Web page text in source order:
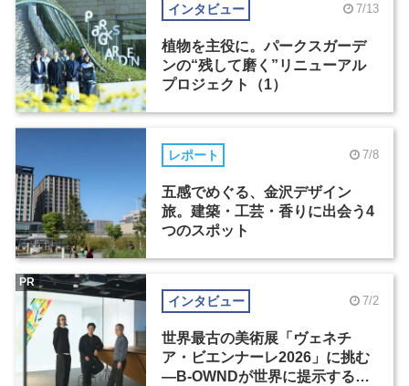
インタビュー 7/13
植物を主役に。パークスガーデ
ンの“残して磨く”リニューアル
プロジェクト（1）
レポート 7/8
五感でめぐる、金沢デザイン
旅。建築・工芸・香りに出会う4
つのスポット
インタビュー 7/2
世界最古の美術展「ヴェネチ
ア・ビエンナーレ2026」に挑む
―B-OWNDが世界に提示する美
PR